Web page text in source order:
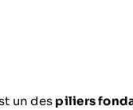
un des piliers